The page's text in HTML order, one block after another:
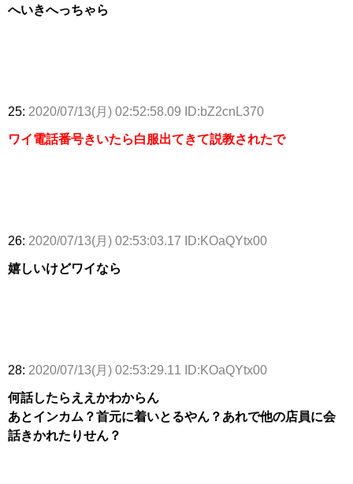
へいきへっちゃら
25: 2020/07/13(月) 02:52:58.09 ID:bZ2cnL370
ワイ電話番号きいたら白服出てきて説教されたで
26: 2020/07/13(月) 02:53:03.17 ID:KOaQYtx00
嬉しいけどワイなら
28: 2020/07/13(月) 02:53:29.11 ID:KOaQYtx00
何話したらええかわからん
あとインカム？首元に着いとるやん？あれで他の店員に会
話きかれたりせん？